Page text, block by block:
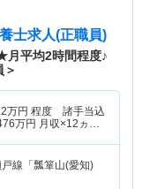
士求人(正職員)
月平均2時間程度♪
万円 程度 諸手当込
万円 月収×12ヵ月
線「瓢箪山(愛知)